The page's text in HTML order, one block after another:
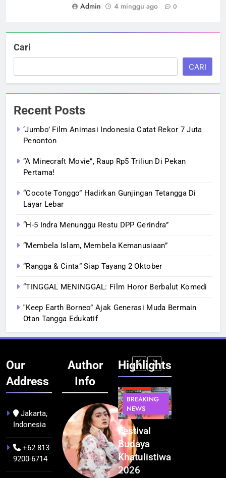
Admin
4 minggu ago 0
Cari
CARI
Recent Posts
‘Jumbo’ Film Animasi Indonesia Catat Rekor 7 Juta
Penonton
“A Minecraft Movie”, Raup Rp5 Triliun Di Pekan
Pertama!
“Cocote Tonggo” Hadirkan Gunjingan Tetangga Di
Layar Lebar
“H-5 Indra Menunggu Restu DPP Gerindra”
“Membela Islam, Membela Kemanusiaan”
“Rangga & Cinta” Siap Tayang 2 Oktober
“TINGGAL MENINGGAL: Film Horor Berbalut Komedi
‟Keep Earth Borneo” Ajak Generasi Muda Bermain
Otan Tangga Edukatif
Our
Address
Jakarta,
Indonesia
+62 813-
9200-6714
Author
Info
Highlights
BERITA
NEWS
Kualitas
Pramuwisata
Dukung
Peningkatan
TEKNOLOGI
Indonesia
Resmi
Bangun AI
Factory
BREAKING
NEWS
Festival
Budaya
Khatulistiwa
2026